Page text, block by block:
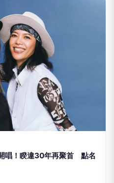
唱！睽違30年再聚首 點名